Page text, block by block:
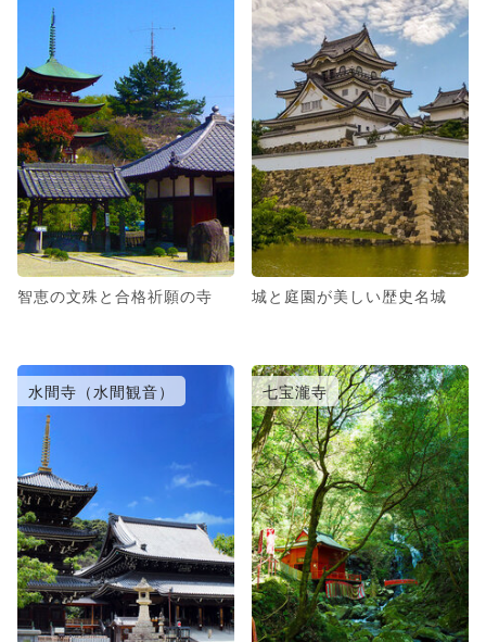
智恵の文殊と合格祈願の寺 城と庭園が美しい歴史名城
水間寺（水間観音） 七宝瀧寺